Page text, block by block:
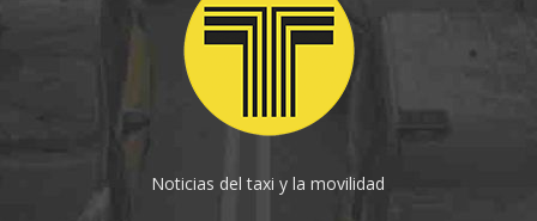
Noticias del taxi y la movilidad